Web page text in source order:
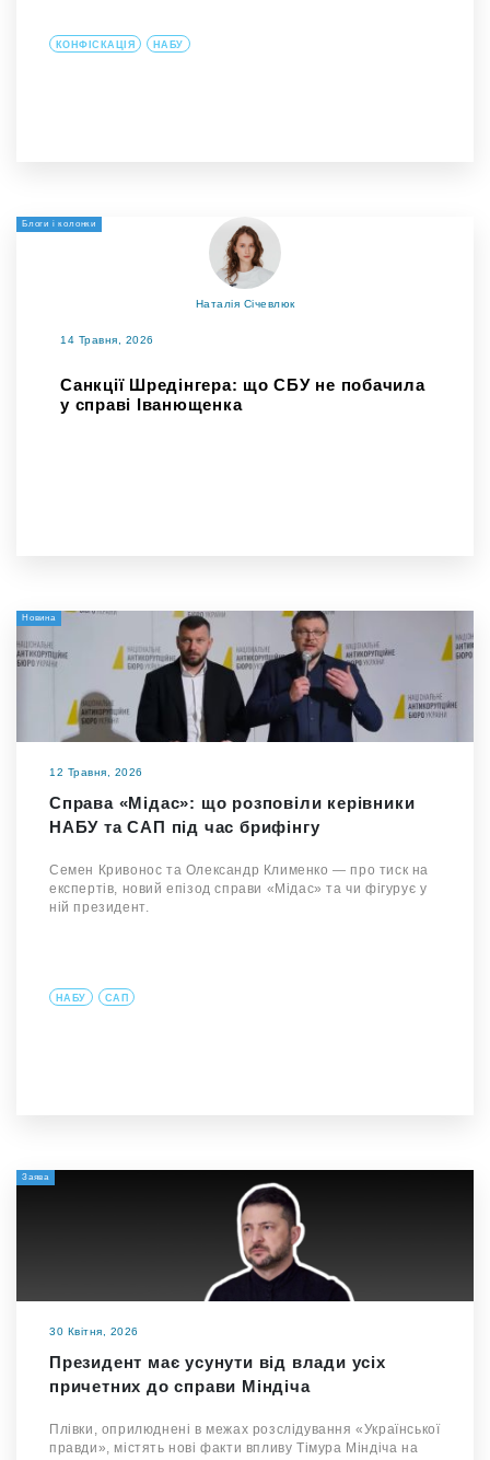
КОНФІСКАЦІЯ НАБУ
Блоги і колонки
Наталія Січевлюк
14 Травня, 2026
Санкції Шредінгера: що СБУ не побачила
у справі Іванющенка
Новина
12 Травня, 2026
Справа «Мідас»: що розповіли керівники
НАБУ та САП під час брифінгу
Семен Кривонос та Олександр Клименко — про тиск на
експертів, новий епізод справи «Мідас» та чи фігурує у
ній президент.
НАБУ САП
Заява
30 Квітня, 2026
Президент має усунути від влади усіх
причетних до справи Міндіча
Плівки, оприлюднені в межах розслідування «Української
правди», містять нові факти впливу Тімура Міндіча на